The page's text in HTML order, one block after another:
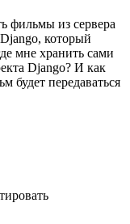
фильмы из сервера
который
мне хранить сами
Django? И как
будет передаваться